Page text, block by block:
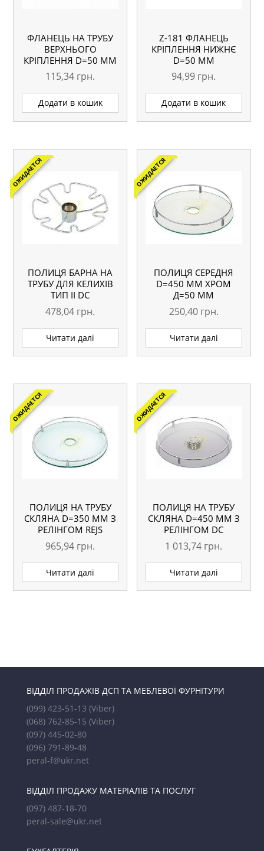
ФЛАНЕЦЬ НА ТРУБУ
ВЕРХНЬОГО
КРІПЛЕННЯ D=50 ММ
115,34 грн.
Додати в кошик
Z-181 ФЛАНЕЦЬ
КРІПЛЕННЯ НИЖНЄ
D=50 ММ
94,99 грн.
Додати в кошик
ОЖИДАЕТСЯ
ПОЛИЦЯ БАРНА НА
ТРУБУ ДЛЯ КЕЛИХІВ
ТИП II DC
478,04 грн.
Читати далі
ОЖИДАЕТСЯ
ПОЛИЦЯ СЕРЕДНЯ
D=450 ММ ХРОМ
Д=50 ММ
250,40 грн.
Читати далі
ОЖИДАЕТСЯ
ПОЛИЦЯ НА ТРУБУ
СКЛЯНА D=350 ММ З
РЕЛІНГОМ REJS
965,94 грн.
Читати далі
ОЖИДАЕТСЯ
ПОЛИЦЯ НА ТРУБУ
СКЛЯНА D=450 ММ З
РЕЛІНГОМ DC
1 013,74 грн.
Читати далі
ВІДДІЛ ПРОДАЖІВ ДСП ТА МЕБЛЕВОЇ ФУРНІТУРИ
(099) 423-51-13 (Viber)
(068) 762-85-15 (Viber)
(097) 445-02-80
(096) 791-89-48
peral-f@ukr.net
ВІДДІЛ ПРОДАЖУ МАТЕРІАЛІВ ТА ПОСЛУГ
(097) 487-18-70
peral-sale@ukr.net